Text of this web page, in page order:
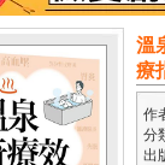
溫
療
作
分
出